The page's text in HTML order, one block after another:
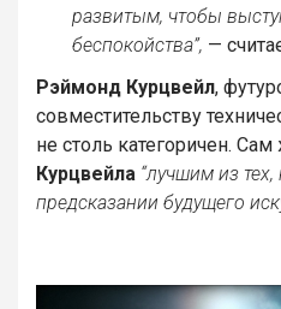
развитым, чтобы
беспокойства”, —
Рэймонд Курцвейл,
совместительству
не столь категоричен.
Курцвейла “лучшим из
предсказании будущего